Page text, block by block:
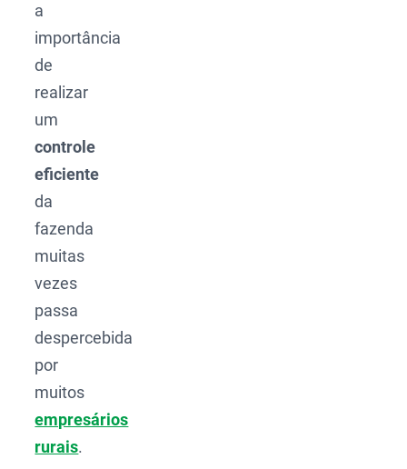
a
importância
de
realizar
um
controle
eficiente
da
fazenda
muitas
vezes
passa
despercebida
por
muitos
empresários
rurais.